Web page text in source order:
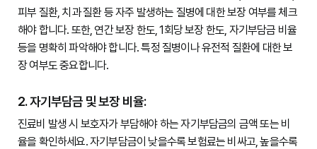
피부 질환, 치과 질환 등 자주 발생하는 질병에 대한 보장 여부를 체크
해야 합니다. 또한, 연간 보장 한도, 1회당 보장 한도, 자기부담금 비율
등을 명확히 파악해야 합니다. 특정 질병이나 유전적 질환에 대한 보
장 여부도 중요합니다.
2. 자기부담금 및 보장 비율:
진료비 발생 시 보호자가 부담해야 하는 자기부담금의 금액 또는 비
율을 확인하세요. 자기부담금이 낮을수록 보험료는 비싸고, 높을수록